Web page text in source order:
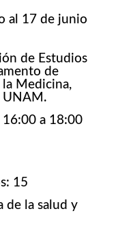
al 17 de junio
de Estudios
de
Medicina,
UNAM.
a 18:00
: 15
de la salud y